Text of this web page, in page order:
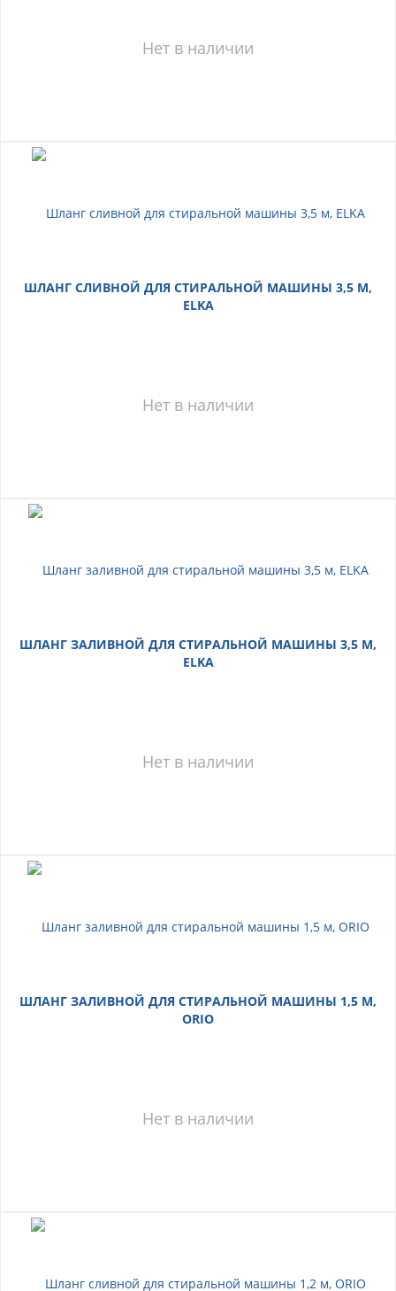
Нет в наличии
ШЛАНГ СЛИВНОЙ ДЛЯ СТИРАЛЬНОЙ МАШИНЫ 3,5 М,
ELKA
Нет в наличии
ШЛАНГ ЗАЛИВНОЙ ДЛЯ СТИРАЛЬНОЙ МАШИНЫ 3,5 М,
ELKA
Нет в наличии
ШЛАНГ ЗАЛИВНОЙ ДЛЯ СТИРАЛЬНОЙ МАШИНЫ 1,5 М,
ORIO
Нет в наличии